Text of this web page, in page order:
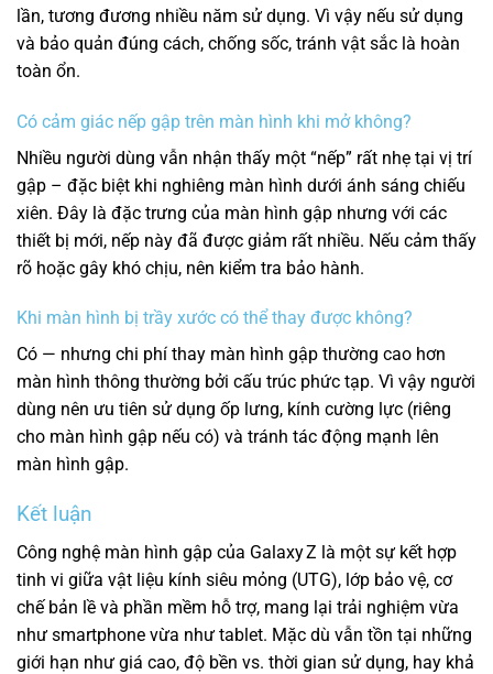
lần, tương đương nhiều năm sử dụng. Vì vậy nếu sử dụng
và bảo quản đúng cách, chống sốc, tránh vật sắc là hoàn
toàn ổn.
Có cảm giác nếp gập trên màn hình khi mở không?
Nhiều người dùng vẫn nhận thấy một “nếp” rất nhẹ tại vị trí
gập – đặc biệt khi nghiêng màn hình dưới ánh sáng chiếu
xiên. Đây là đặc trưng của màn hình gập nhưng với các
thiết bị mới, nếp này đã được giảm rất nhiều. Nếu cảm thấy
rõ hoặc gây khó chịu, nên kiểm tra bảo hành.
Khi màn hình bị trầy xước có thể thay được không?
Có — nhưng chi phí thay màn hình gập thường cao hơn
màn hình thông thường bởi cấu trúc phức tạp. Vì vậy người
dùng nên ưu tiên sử dụng ốp lưng, kính cường lực (riêng
cho màn hình gập nếu có) và tránh tác động mạnh lên
màn hình gập.
Kết luận
Công nghệ màn hình gập của Galaxy Z là một sự kết hợp
tinh vi giữa vật liệu kính siêu mỏng (UTG), lớp bảo vệ, cơ
chế bản lề và phần mềm hỗ trợ, mang lại trải nghiệm vừa
như smartphone vừa như tablet. Mặc dù vẫn tồn tại những
giới hạn như giá cao, độ bền vs. thời gian sử dụng, hay khả